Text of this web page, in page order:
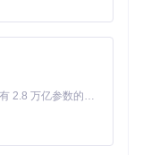
Kimi K3 是Kimi能力最强的模型：这是一个拥有 2.8 万亿参数的混合专家（MoE）模型，具备原生视觉理解能力，并支持 100 万 token 的上下文窗口。